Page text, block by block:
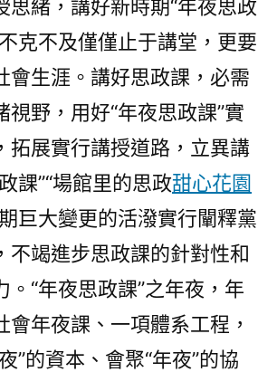
思緒，講好新時期“年夜思政
克不及僅僅止于講堂，更要
會生涯。講好思政課，必需
視野，用好“年夜思政課”實
拓展實行講授道路，立異講
課”“場館里的思政甜心花園
巨大變更的活潑實行闡釋黨
不竭進步思政課的針對性和
。“年夜思政課”之年夜，年
會年夜課、一項體系工程，
”的資本、會聚“年夜”的協